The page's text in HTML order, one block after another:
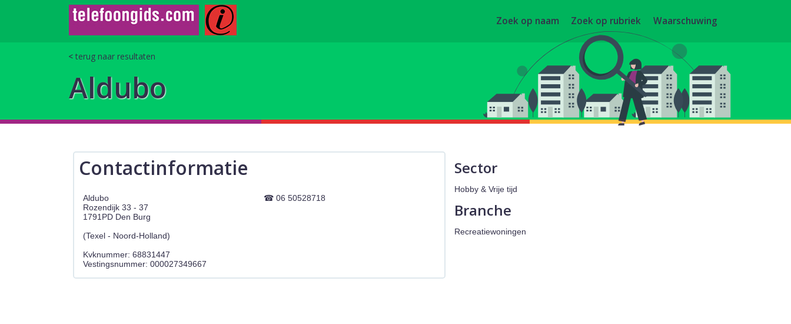
Zoek op naam Zoek op rubriek Waarschuwing
terug naar resultaten
Aldubo
Contactinformatie
Aldubo
Rozendijk 33 - 37
1791PD Den Burg
(Texel - Noord-Holland)
Kvknummer: 68831447
06 50528718
Sector
Hobby & Vrije tijd
Branche
Recreatiewoningen